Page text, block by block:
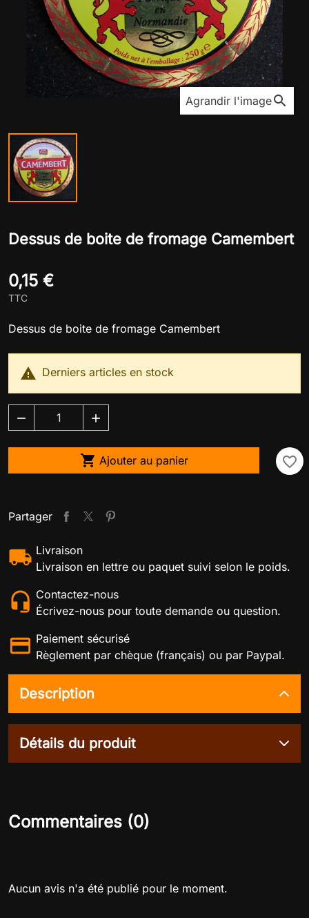
Agrandir l'imagesearch
Dessus de boite de fromage Camembert
0,15 €
TTC
Dessus de boite de fromage Camembert
 Derniers articles en stock
 
 Ajouter au panier favorite_border
Partager
Livraison
Livraison en lettre ou paquet suivi selon le poids.
Contactez-nous
Écrivez-nous pour toute demande ou question.
Paiement sécurisé
Règlement par chèque (français) ou par Paypal.
Description
Détails du produit
Commentaires (0)
Aucun avis n'a été publié pour le moment.